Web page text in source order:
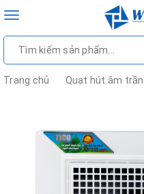
Toggle
Trang chủ Quạt hút âm trần